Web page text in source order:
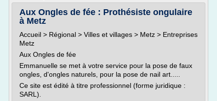
Aux Ongles de fée : Prothésiste ongulaire
à Metz
Accueil > Régional > Villes et villages > Metz > Entreprises
Metz
Aux Ongles de fée
Emmanuelle se met à votre service pour la pose de faux
ongles, d'ongles naturels, pour la pose de nail art.....
Ce site est édité à titre professionnel (forme juridique :
SARL).